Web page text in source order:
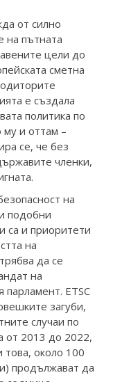
от силно
на пътната
цели до
сметна
е създала
политика по
му и оттам –
се, че без
членки,
на
подобни
са и приоритети
на
да се
на
парламент. ETSC
загуби,
случаи по
от 2013 до 2022,
около 100
продължават да